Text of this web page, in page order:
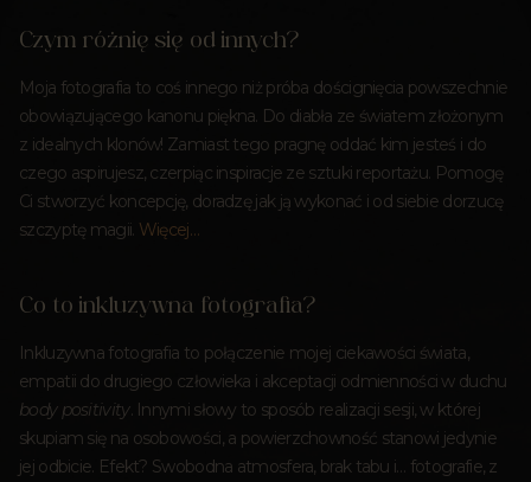
Czym różnię się od innych?
Moja fotografia to coś innego niż próba doścignięcia powszechnie
obowiązującego kanonu piękna. Do diabła ze światem złożonym
z idealnych klonów! Zamiast tego pragnę oddać kim jesteś i do
czego aspirujesz, czerpiąc inspiracje ze sztuki reportażu. Pomogę
Ci stworzyć koncepcję, doradzę jak ją wykonać i od siebie dorzucę
szczyptę magii. Więcej…
Co to inkluzywna fotografia?
Inkluzywna fotografia to połączenie mojej ciekawości świata,
empatii do drugiego człowieka i akceptacji odmienności w duchu
body positivity. Innymi słowy to sposób realizacji sesji, w której
skupiam się na osobowości, a powierzchowność stanowi jedynie
jej odbicie. Efekt? Swobodna atmosfera, brak tabu i… fotografie, z